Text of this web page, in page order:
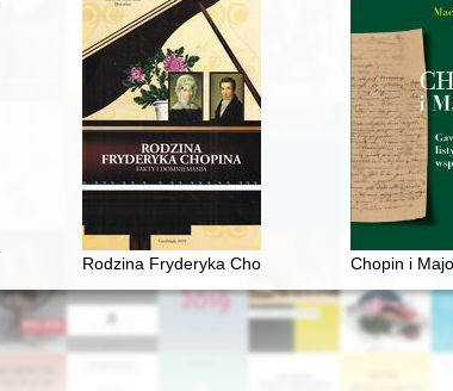
1857). Nauczyciel Fryderyka Chopina
Rodzina Fryderyka Chopina. Fakty iChopin i